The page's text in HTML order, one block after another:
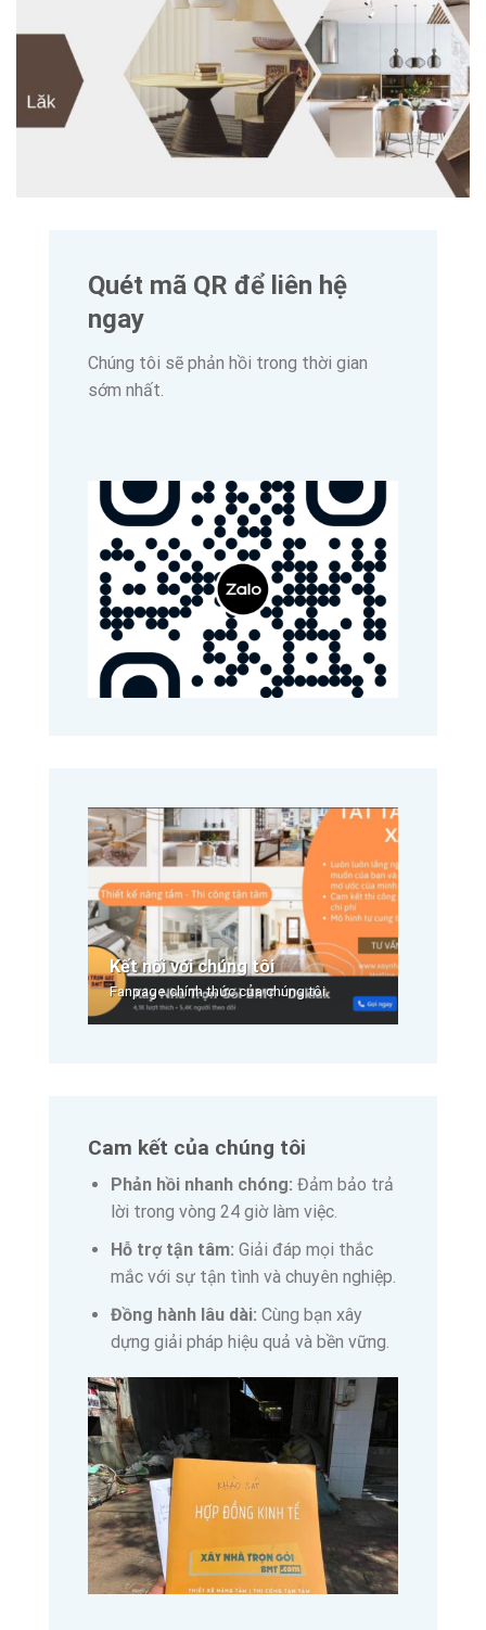
Quét mã QR để liên hệ
ngay
Chúng tôi sẽ phản hồi trong thời gian
sớm nhất.
Kết nối với chúng tôi
Fanpage chính thức của chúng tôi.
Cam kết của chúng tôi
Phản hồi nhanh chóng: Đảm bảo trả
lời trong vòng 24 giờ làm việc.
Hỗ trợ tận tâm: Giải đáp mọi thắc
mắc với sự tận tình và chuyên nghiệp.
Đồng hành lâu dài: Cùng bạn xây
dựng giải pháp hiệu quả và bền vững.